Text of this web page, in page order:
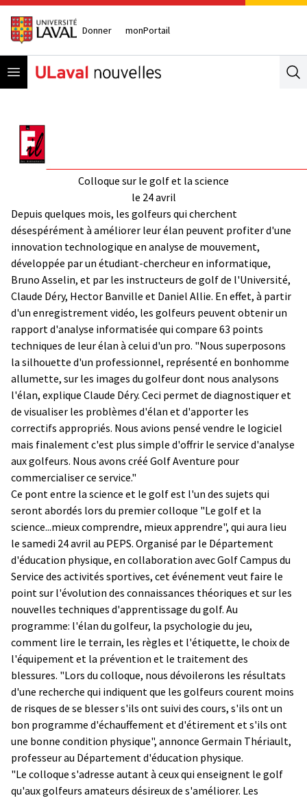
Donner monPortail
Open menu
Colloque sur le golf et la science
le 24 avril
Depuis quelques mois, les golfeurs qui cherchent
désespérément à améliorer leur élan peuvent profiter d'une
innovation technologique en analyse de mouvement,
développée par un étudiant-chercheur en informatique,
Bruno Asselin, et par les instructeurs de golf de l'Université,
Claude Déry, Hector Banville et Daniel Allie. En effet, à partir
d'un enregistrement vidéo, les golfeurs peuvent obtenir un
rapport d'analyse informatisée qui compare 63 points
techniques de leur élan à celui d'un pro. "Nous superposons
la silhouette d'un professionnel, représenté en bonhomme
allumette, sur les images du golfeur dont nous analysons
l'élan, explique Claude Déry. Ceci permet de diagnostiquer et
de visualiser les problèmes d'élan et d'apporter les
correctifs appropriés. Nous avions pensé vendre le logiciel
mais finalement c'est plus simple d'offrir le service d'analyse
aux golfeurs. Nous avons créé Golf Aventure pour
commercialiser ce service."
Ce pont entre la science et le golf est l'un des sujets qui
seront abordés lors du premier colloque "Le golf et la
science...mieux comprendre, mieux apprendre", qui aura lieu
le samedi 24 avril au PEPS. Organisé par le Département
d'éducation physique, en collaboration avec Golf Campus du
Service des activités sportives, cet événement veut faire le
point sur l'évolution des connaissances théoriques et sur les
nouvelles techniques d'apprentissage du golf. Au
programme: l'élan du golfeur, la psychologie du jeu,
comment lire le terrain, les règles et l'étiquette, le choix de
l'équipement et la prévention et le traitement des
blessures. "Lors du colloque, nous dévoilerons les résultats
d'une recherche qui indiquent que les golfeurs courent moins
de risques de se blesser s'ils ont suivi des cours, s'ils ont un
bon programme d'échauffement et d'étirement et s'ils ont
une bonne condition physique", annonce Germain Thériault,
professeur au Département d'éducation physique.
"Le colloque s'adresse autant à ceux qui enseignent le golf
qu'aux golfeurs amateurs désireux de s'améliorer. Les